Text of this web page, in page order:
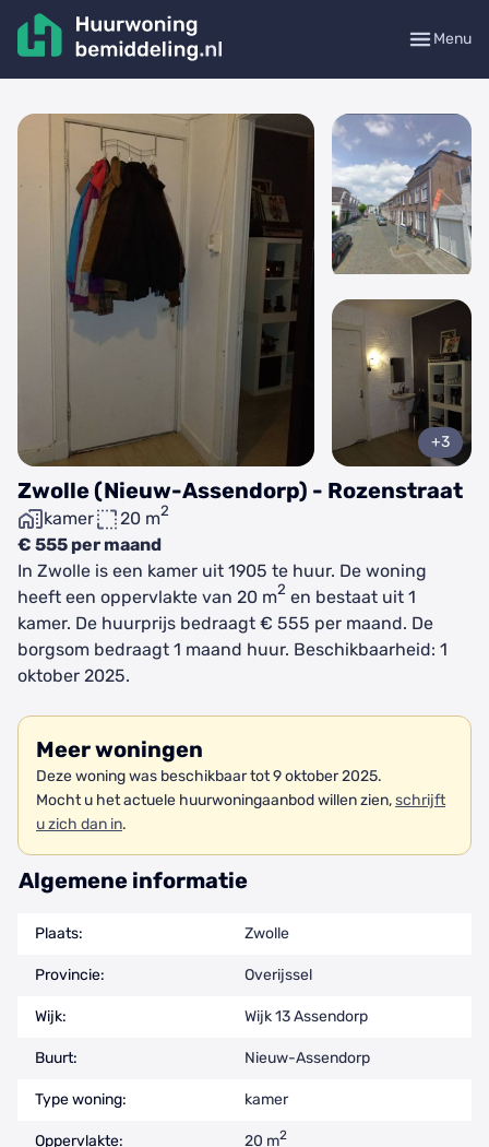
Menu
Zwolle (Nieuw-Assendorp) - Rozenstraat
kamer 20 m2
€ 555 per maand
+3
In Zwolle is een kamer uit 1905 te huur. De woning
heeft een oppervlakte van 20 m2 en bestaat uit 1
kamer. De huurprijs bedraagt € 555 per maand. De
borgsom bedraagt 1 maand huur. Beschikbaarheid: 1
oktober 2025.
Meer woningen
Deze woning was beschikbaar tot 9 oktober 2025.
Mocht u het actuele huurwoningaanbod willen zien,schrijft
u zich dan in.
Algemene informatie
Plaats: Zwolle
Provincie: Overijssel
Wijk: Wijk 13 Assendorp
Buurt: Nieuw-Assendorp
Type woning: kamer
Oppervlakte: 20 m2